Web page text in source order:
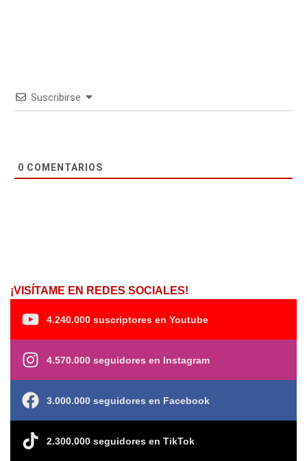
Suscribirse
0 COMENTARIOS
¡VISÍTAME EN REDES SOCIALES!
4.240.000 suscriptores en Youtube
4.570.000 seguidores en Instagram
3.000.000 seguidores en Facebook
2.300.000 seguidores en TikTok